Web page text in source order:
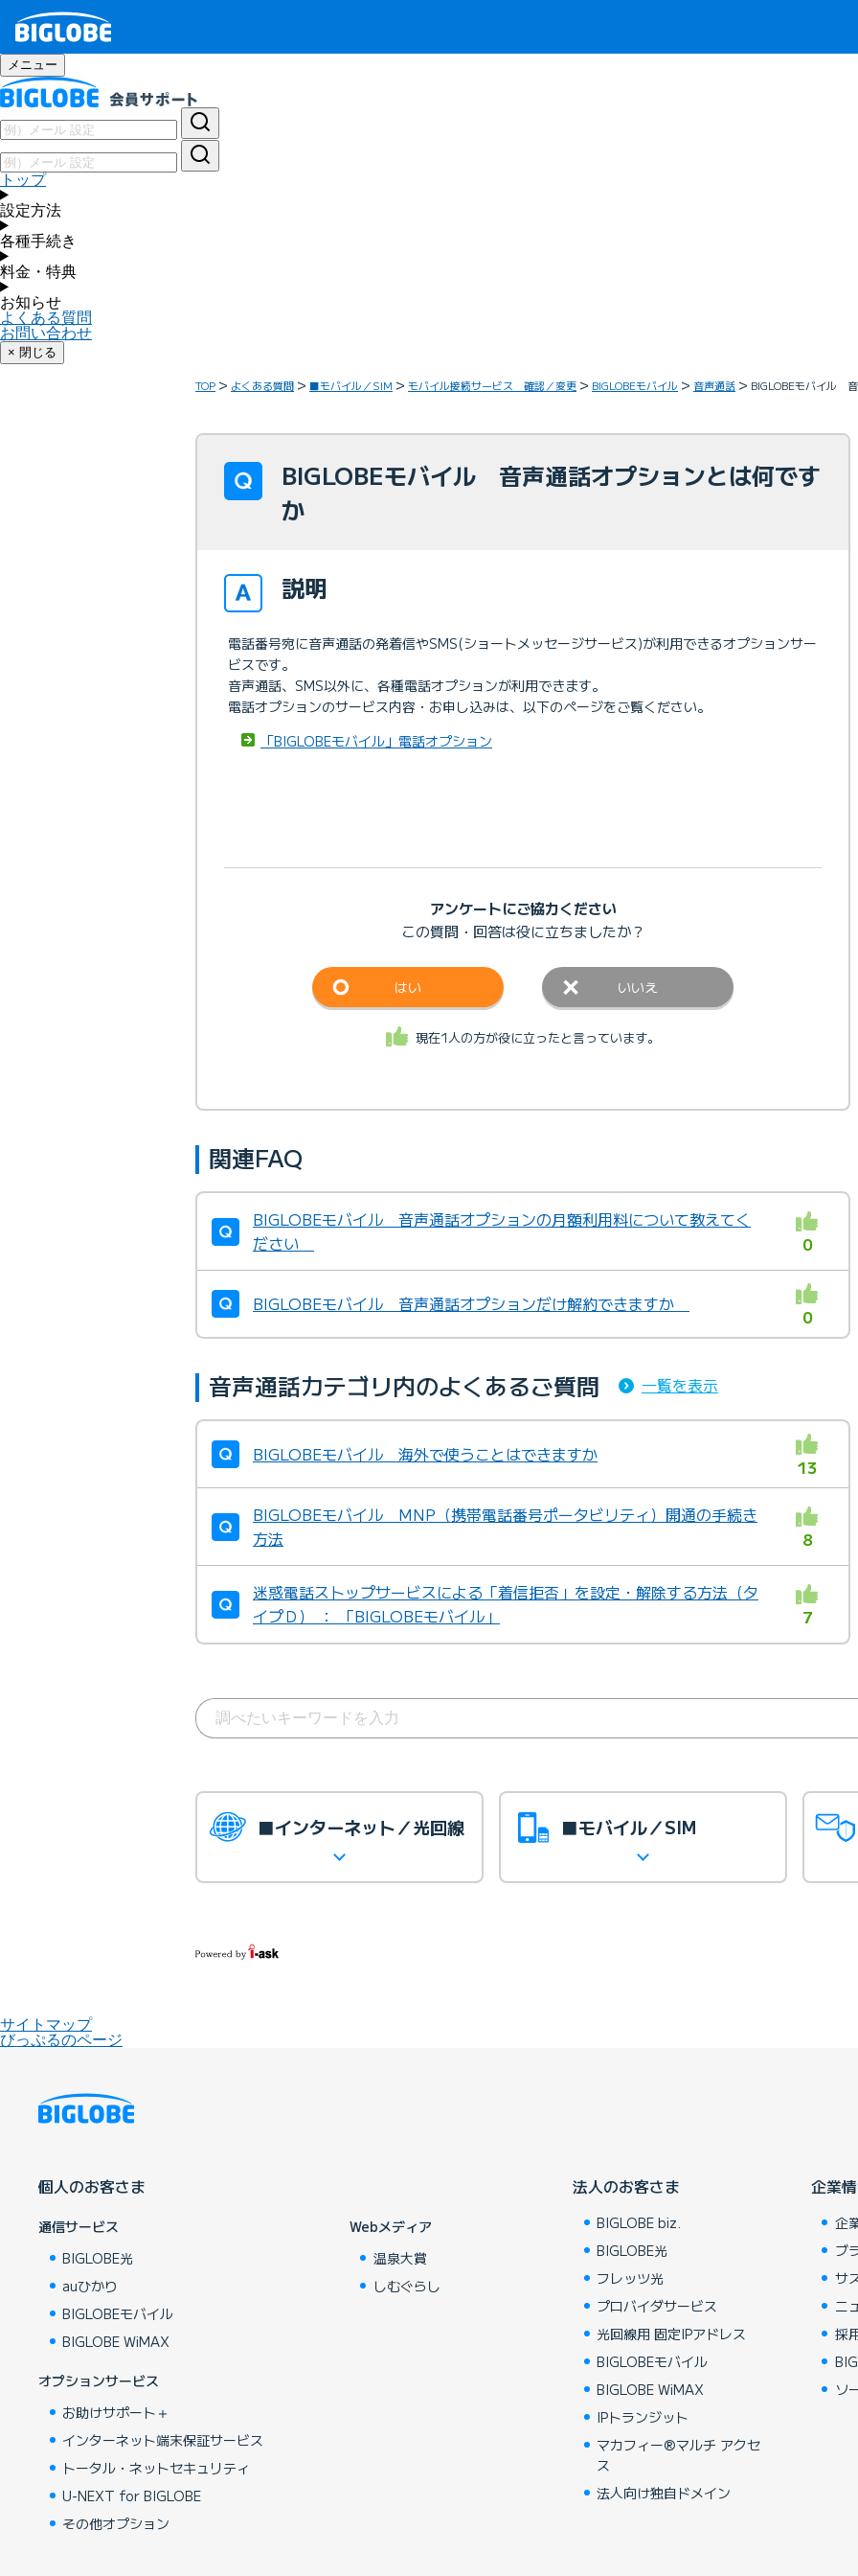
メニュー
トップ
設定方法
各種手続き
料金・特典
お知らせ
よくある質問
お問い合わせ
× 閉じる
TOP よくある質問 ■モバイル／SIM モバイル接続サービス 確認／変更 BIGLOBEモバイル 音声通話 BIGLOBEモバイル
BIGLOBEモバイル 音声通話オプションとは何です
か
説明
電話番号宛に音声通話の発着信やSMS(ショートメッセージサービス)が利用できるオプションサー
ビスです。
音声通話、SMS以外に、各種電話オプションが利用できます。
電話オプションのサービス内容・お申し込みは、以下のページをご覧ください。
「BIGLOBEモバイル」電話オプション
アンケートにご協力ください
この質問・回答は役に立ちましたか？
はい いいえ
現在1人の方が役に立ったと言っています。
関連FAQ
BIGLOBEモバイル 音声通話オプションの月額利用料について教えてく
ださい
0
BIGLOBEモバイル 音声通話オプションだけ解約できますか
0
音声通話カテゴリ内のよくあるご質問 一覧を表示
BIGLOBEモバイル 海外で使うことはできますか
13
BIGLOBEモバイル MNP（携帯電話番号ポータビリティ）開通の手続き
方法
8
迷惑電話ストップサービスによる「着信拒否」を設定・解除する方法（タ
イプＤ） ： 「BIGLOBEモバイル」
7
■インターネット／光回線 ■モバイル／SIM
サイトマップ
びっぷるのページ
個人のお客さま
通信サービス
BIGLOBE光
auひかり
BIGLOBEモバイル
BIGLOBE WiMAX
オプションサービス
お助けサポート＋
インターネット端末保証サービス
トータル・ネットセキュリティ
U-NEXT for BIGLOBE
その他オプション
Webメディア
温泉大賞
しむぐらし
法人のお客さま
BIGLOBE biz.
BIGLOBE光
フレッツ光
プロバイダサービス
光回線用 固定IPアドレス
BIGLOBEモバイル
BIGLOBE WiMAX
IPトランジット
マカフィー®マルチ アクセ
ス
法人向け独自ドメイン
企業
企
ブ
サ
ニ
採
ソ